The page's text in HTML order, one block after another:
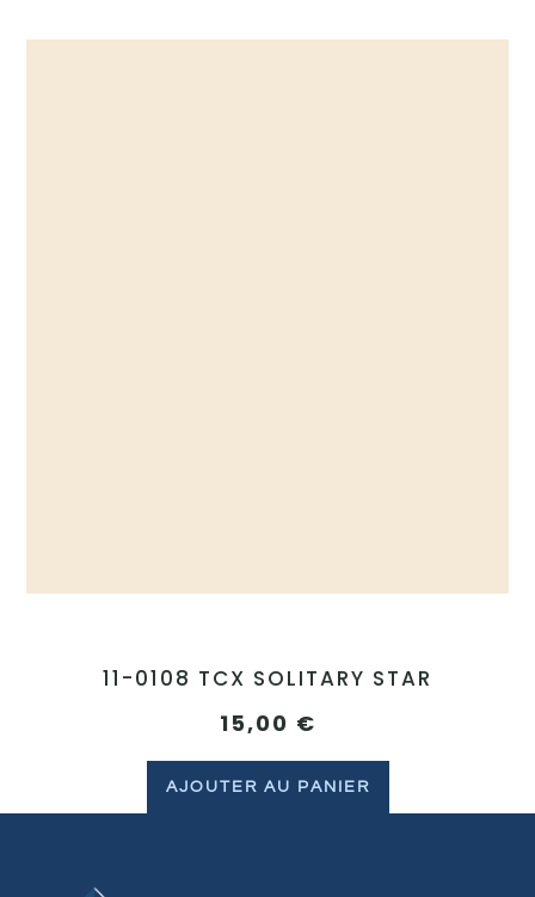
11-0108 TCX SOLITARY STAR
15,00 €
AJOUTER AU PANIER